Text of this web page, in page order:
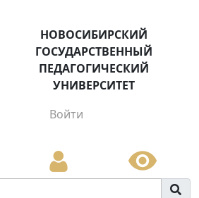
НОВОСИБИРСКИЙ
ГОСУДАРСТВЕННЫЙ
ПЕДАГОГИЧЕСКИЙ
УНИВЕРСИТЕТ
Войти